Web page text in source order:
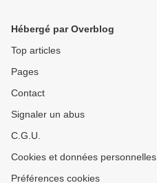
Hébergé par Overblog
Top articles
Pages
Contact
Signaler un abus
C.G.U.
Cookies et données personnelles
Préférences cookies